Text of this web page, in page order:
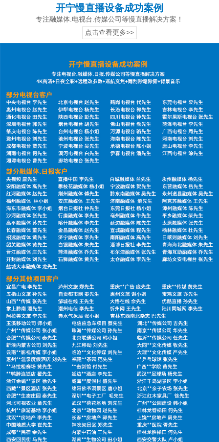
开宁慢直播设备成功案例
专注融媒体.电视台.传媒公司等慢直播解决方案！
点击查看更多>>